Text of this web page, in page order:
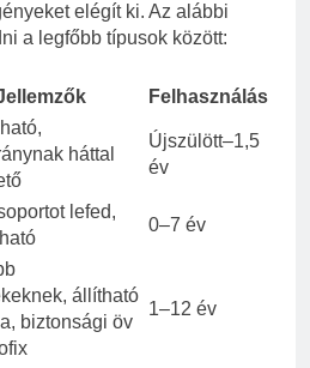
elégít ki. Az alábbi
a legfőbb típusok között:
Felhasználás
háttal
Újszülött–1,5
év
lefed,
0–7 év
állítható
biztonsági öv
1–12 év